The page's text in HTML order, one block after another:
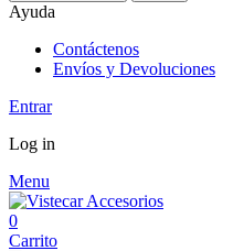
Ayuda
Contáctenos
Envíos y Devoluciones
Entrar
Log in
Menu
0
Carrito